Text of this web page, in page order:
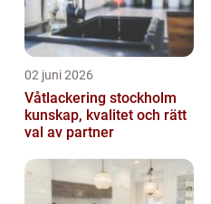
02 juni 2026
Våtlackering stockholm
kunskap, kvalitet och rätt
val av partner